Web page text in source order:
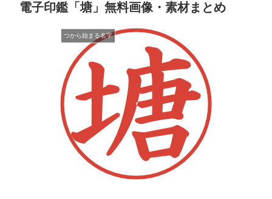
電子印鑑「塘」無料画像・素材まとめ
つから始まる名字